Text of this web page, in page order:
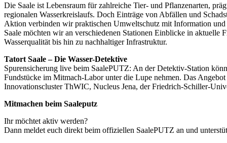
Die Saale ist Lebensraum für zahlreiche Tier- und Pflanzenarten,
regionalen Wasserkreislaufs. Doch Einträge von Abfällen und
Aktion verbinden wir praktischen Umweltschutz mit Information
Saale möchten wir an verschiedenen Stationen Einblicke in aktuelle
Wasserqualität bis hin zu nachhaltiger Infrastruktur.
Tatort Saale – Die Wasser-Detektive
Spurensicherung live beim SaalePUTZ: An der Detektiv-Station
Fundstücke im Mitmach-Labor unter die Lupe nehmen. Das
Innovationscluster ThWIC, Nucleus Jena, der Friedrich-Schiller-
Mitmachen beim Saaleputz
Ihr möchtet aktiv werden?
Dann meldet euch direkt beim offiziellen SaalePUTZ an und